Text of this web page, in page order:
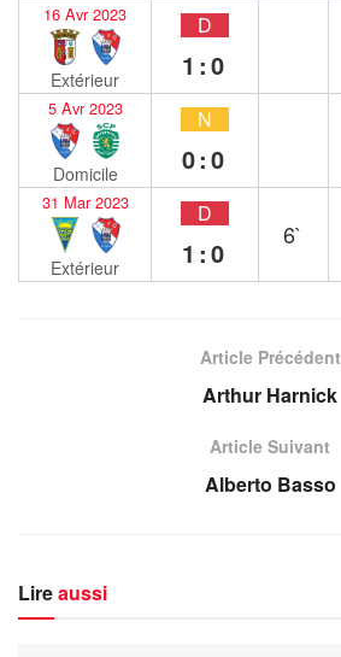
16 Avr 2023
Extérieur
D
1:0
5 Avr 2023
Domicile
N
0:0
31 Mar 2023
Extérieur
D
1:0
6`
Article Précédent
Arthur Harnick
Article Suivant
Alberto Basso
Lireaussi